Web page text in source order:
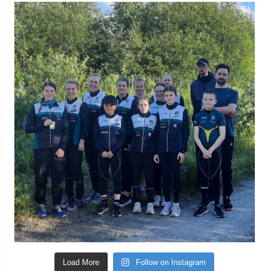
Load More Follow on Instagram